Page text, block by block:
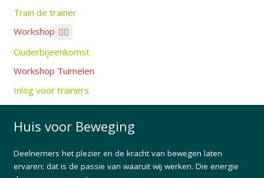
Train de trainer
Workshop
Ouderbijeenkomst
Workshop Tuimelen
Inlog voor trainers
Huis voor Beweging
Deelnemers het plezier en de kracht van bewegen laten
ervaren: dat is de passie van waaruit wij werken. Die energie